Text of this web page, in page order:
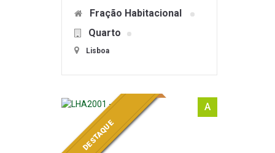
Fração Habitacional
Quarto
Lisboa
A
DESTAQUE